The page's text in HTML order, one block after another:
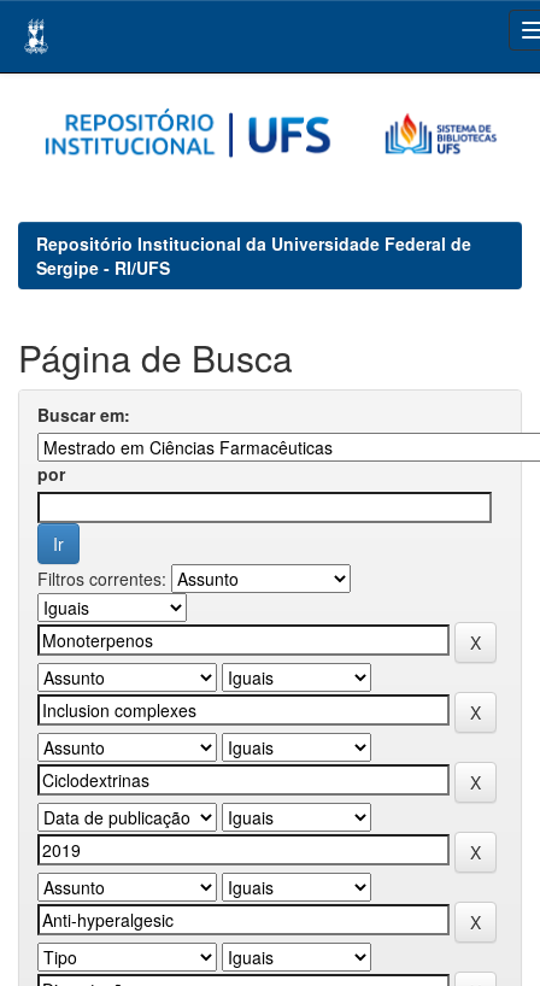
navigation
Repositório Institucional da Universidade Federal de
Sergipe - RI/UFS
Página de Busca
Buscar em:
por
Filtros correntes: